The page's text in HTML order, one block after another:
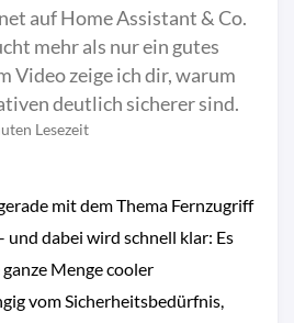
auf Home Assistant & Co.
mehr als nur ein gutes
Video zeige ich dir, warum
deutlich sicherer sind.
Lesezeit
mit dem Thema Fernzugriff
und dabei wird schnell klar: Es
Menge cooler
vom Sicherheitsbedürfnis,